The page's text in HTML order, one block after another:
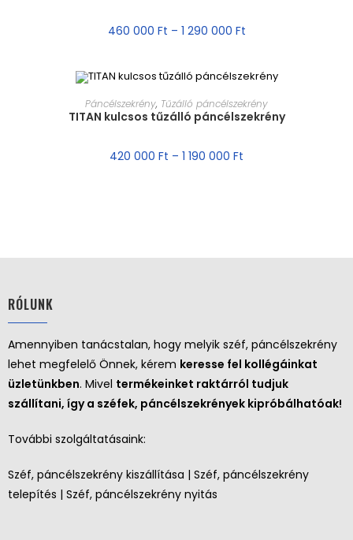
460 000 Ft – 1 290 000 Ft
MÉRET VÁLASZTÁSA
Páncélszekrény, Tűzálló páncélszekrény
TITAN kulcsos tűzálló páncélszekrény
420 000 Ft – 1 190 000 Ft
RÓLUNK
Amennyiben tanácstalan, hogy melyik széf, páncélszekrény
lehet megfelelő Önnek, kérem keresse fel kollégáinkat
üzletünkben. Mivel termékeinket raktárról tudjuk
szállítani, így a széfek, páncélszekrények kipróbálhatóak!
További szolgáltatásaink:
Széf, páncélszekrény kiszállítása | Széf, páncélszekrény
telepítés | Széf, páncélszekrény nyitás